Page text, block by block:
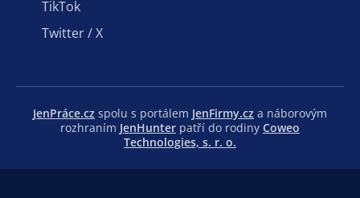
TikTok
Twitter / X
JenPráce.cz spolu s portálem JenFirmy.cz a náborovým
rozhraním JenHunter patří do rodiny Coweo
Technologies, s. r. o.